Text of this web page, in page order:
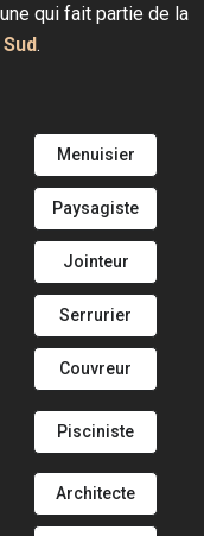
qui fait partie de la
.
Menuisier
Paysagiste
Jointeur
Serrurier
Couvreur
Pisciniste
Architecte